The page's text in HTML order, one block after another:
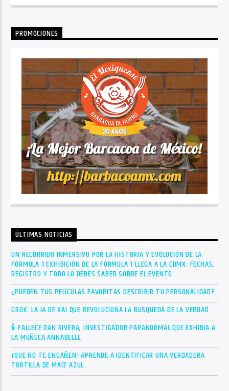
PROMOCIONES
ÚLTIMAS NOTICIAS
UN RECORRIDO INMERSIVO POR LA HISTORIA Y EVOLUCIÓN DE LA
FÓRMULA 1 EXHIBICIÓN DE LA FÓRMULA 1 LLEGA A LA CDMX: FECHAS,
REGISTRO Y TODO LO DEBES SABER SOBRE EL EVENTO
¿PUEDEN TUS PELÍCULAS FAVORITAS DESCRIBIR TU PERSONALIDAD?
GROK: LA IA DE XAI QUE REVOLUCIONA LA BÚSQUEDA DE LA VERDAD
🕯 FALLECE DAN RIVERA, INVESTIGADOR PARANORMAL QUE EXHIBÍA A
LA MUÑECA ANNABELLE
¡QUE NO TE ENGAÑEN! APRENDE A IDENTIFICAR UNA VERDADERA
TORTILLA DE MAÍZ AZUL